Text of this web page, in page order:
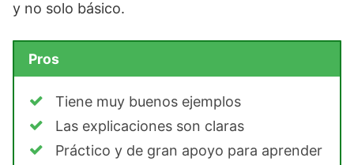
y no solo básico.
Pros
Tiene muy buenos ejemplos
Las explicaciones son claras
Práctico y de gran apoyo para aprender